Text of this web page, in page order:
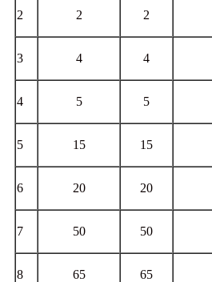
2 2 2
3 4 4
4 5 5
5 15 15
6 20 20
7 50 50
8 65 65